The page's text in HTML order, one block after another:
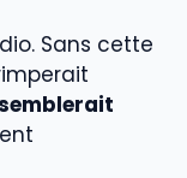
Sans cette